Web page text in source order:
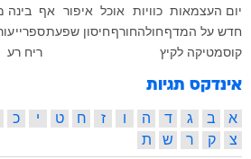
יום העצמאות כוויות אוכל איפור אף בינה
חדש על המדףחולהחורףחיסון שפעתספריי
קוסמטיקה לקיץ
ריח רע
אינדקס תגיות
א ב ג ד ה ו ז ח ט י כ
צ
ק ר ש ת